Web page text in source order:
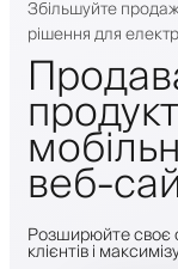
Збільшуйте
рішення для
веб-
Розширюйте своє
клієнтів і